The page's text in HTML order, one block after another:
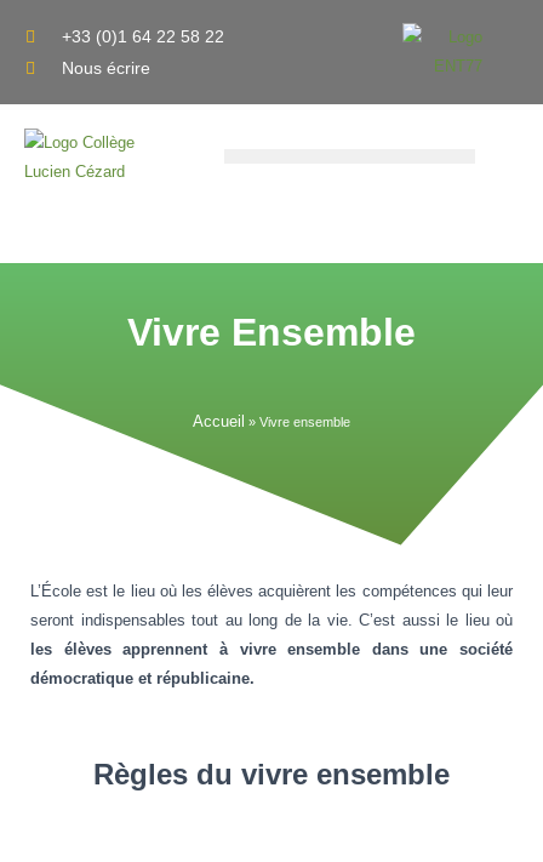
contenu
+33 (0)1 64 22 58 22
Nous écrire
Vivre Ensemble
Accueil » Vivre ensemble
L’École est le lieu où les élèves acquièrent les compétences qui leur
seront indispensables tout au long de la vie. C’est aussi le lieu où
les élèves apprennent à vivre ensemble dans une société
démocratique et républicaine.
Règles du vivre ensemble